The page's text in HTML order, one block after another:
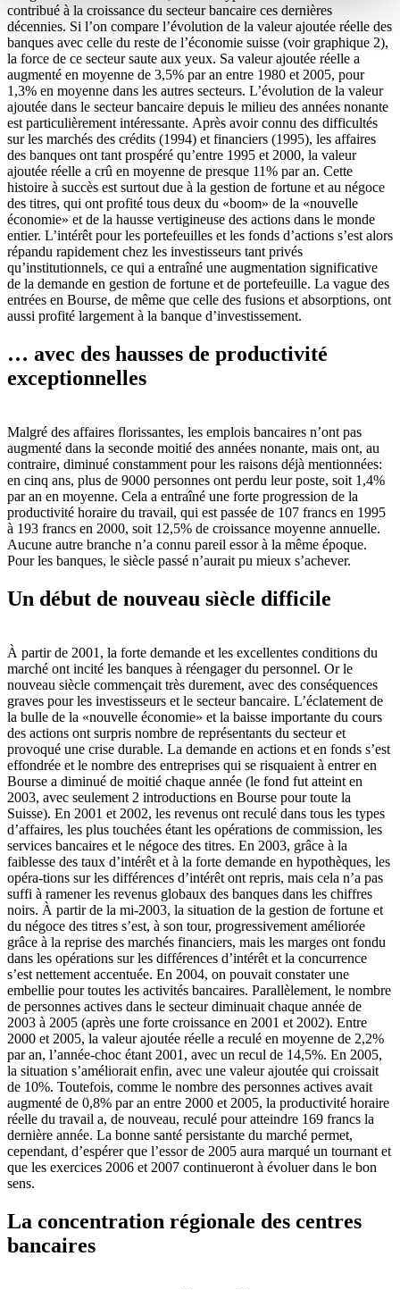
contribué à la croissance du secteur bancaire ces dernières
décennies. Si l’on compare l’évolution de la valeur ajoutée réelle des
banques avec celle du reste de l’économie suisse (voir graphique 2),
la force de ce secteur saute aux yeux. Sa valeur ajoutée réelle a
augmenté en moyenne de 3,5% par an entre 1980 et 2005, pour
1,3% en moyenne dans les autres secteurs. L’évolution de la valeur
ajoutée dans le secteur bancaire depuis le milieu des années nonante
est particulièrement intéressante. Après avoir connu des difficultés
sur les marchés des crédits (1994) et financiers (1995), les affaires
des banques ont tant prospéré qu’entre 1995 et 2000, la valeur
ajoutée réelle a crû en moyenne de presque 11% par an. Cette
histoire à succès est surtout due à la gestion de fortune et au négoce
des titres, qui ont profité tous deux du «boom» de la «nouvelle
économie» et de la hausse vertigineuse des actions dans le monde
entier. L’intérêt pour les portefeuilles et les fonds d’actions s’est alors
répandu rapidement chez les investisseurs tant privés
qu’institutionnels, ce qui a entraîné une augmentation significative
de la demande en gestion de fortune et de portefeuille. La vague des
entrées en Bourse, de même que celle des fusions et absorptions, ont
aussi profité largement à la banque d’investissement.
… avec des hausses de productivité
exceptionnelles
Malgré des affaires florissantes, les emplois bancaires n’ont pas
augmenté dans la seconde moitié des années nonante, mais ont, au
contraire, diminué constamment pour les raisons déjà mentionnées:
en cinq ans, plus de 9000 personnes ont perdu leur poste, soit 1,4%
par an en moyenne. Cela a entraîné une forte progression de la
productivité horaire du travail, qui est passée de 107 francs en 1995
à 193 francs en 2000, soit 12,5% de croissance moyenne annuelle.
Aucune autre branche n’a connu pareil essor à la même époque.
Pour les banques, le siècle passé n’aurait pu mieux s’achever.
Un début de nouveau siècle difficile
À partir de 2001, la forte demande et les excellentes conditions du
marché ont incité les banques à réengager du personnel. Or le
nouveau siècle commençait très durement, avec des conséquences
graves pour les investisseurs et le secteur bancaire. L’éclatement de
la bulle de la «nouvelle économie» et la baisse importante du cours
des actions ont surpris nombre de représentants du secteur et
provoqué une crise durable. La demande en actions et en fonds s’est
effondrée et le nombre des entreprises qui se risquaient à entrer en
Bourse a diminué de moitié chaque année (le fond fut atteint en
2003, avec seulement 2 introductions en Bourse pour toute la
Suisse). En 2001 et 2002, les revenus ont reculé dans tous les types
d’affaires, les plus touchées étant les opérations de commission, les
services bancaires et le négoce des titres. En 2003, grâce à la
faiblesse des taux d’intérêt et à la forte demande en hypothèques, les
opéra-tions sur les différences d’intérêt ont repris, mais cela n’a pas
suffi à ramener les revenus globaux des banques dans les chiffres
noirs. À partir de la mi-2003, la situation de la gestion de fortune et
du négoce des titres s’est, à son tour, progressivement améliorée
grâce à la reprise des marchés financiers, mais les marges ont fondu
dans les opérations sur les différences d’intérêt et la concurrence
s’est nettement accentuée. En 2004, on pouvait constater une
embellie pour toutes les activités bancaires. Parallèlement, le nombre
de personnes actives dans le secteur diminuait chaque année de
2003 à 2005 (après une forte croissance en 2001 et 2002). Entre
2000 et 2005, la valeur ajoutée réelle a reculé en moyenne de 2,2%
par an, l’année-choc étant 2001, avec un recul de 14,5%. En 2005,
la situation s’améliorait enfin, avec une valeur ajoutée qui croissait
de 10%. Toutefois, comme le nombre des personnes actives avait
augmenté de 0,8% par an entre 2000 et 2005, la productivité horaire
réelle du travail a, de nouveau, reculé pour atteindre 169 francs la
dernière année. La bonne santé persistante du marché permet,
cependant, d’espérer que l’essor de 2005 aura marqué un tournant et
que les exercices 2006 et 2007 continueront à évoluer dans le bon
sens.
La concentration régionale des centres
bancaires